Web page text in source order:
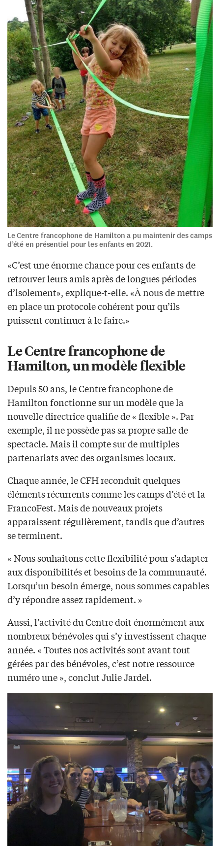
Le Centre francophone de Hamilton a pu maintenir des camps
d’été en présentiel pour les enfants en 2021.
«C’est une énorme chance pour ces enfants de
retrouver leurs amis après de longues périodes
d’isolement», explique-t-elle. «À nous de mettre
en place un protocole cohérent pour qu’ils
puissent continuer à le faire.»
Le Centre francophone de
Hamilton, un modèle flexible
Depuis 50 ans, le Centre francophone de
Hamilton fonctionne sur un modèle que la
nouvelle directrice qualifie de « flexible ». Par
exemple, il ne possède pas sa propre salle de
spectacle. Mais il compte sur de multiples
partenariats avec des organismes locaux.
Chaque année, le CFH reconduit quelques
éléments récurrents comme les camps d’été et la
FrancoFest. Mais de nouveaux projets
apparaissent régulièrement, tandis que d’autres
se terminent.
« Nous souhaitons cette flexibilité pour s’adapter
aux disponibilités et besoins de la communauté.
Lorsqu’un besoin émerge, nous sommes capables
d’y répondre assez rapidement. »
Aussi, l’activité du Centre doit énormément aux
nombreux bénévoles qui s’y investissent chaque
année. « Toutes nos activités sont avant tout
gérées par des bénévoles, c’est notre ressource
numéro une », conclut Julie Jardel.